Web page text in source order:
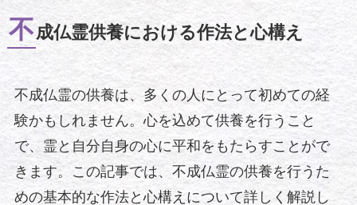
不成仏霊供養における作法と心構え
不成仏霊の供養は、多くの人にとって初めての経
験かもしれません。心を込めて供養を行うこと
で、霊と自分自身の心に平和をもたらすことがで
きます。この記事では、不成仏霊の供養を行うた
めの基本的な作法と心構えについて詳しく解説し